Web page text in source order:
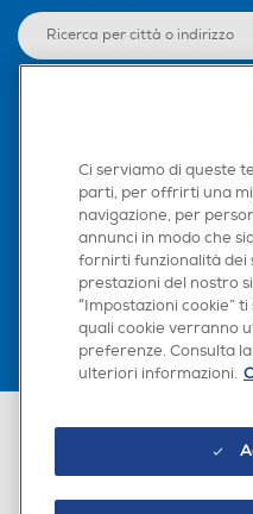
Scarica la nostra app
Partita Iva, Codice Fiscale e
n. 13337170156. Codice
agli Artt. 45 e ss del Codice del
Consumatori.
Ci serviamo di queste
parti, per offrirti una
navigazione, per
annunci in modo che
fornirti funzionalità dei
prestazioni del nostro
“Impostazioni cookie”
quali cookie verranno
preferenze. Consulta
ulteriori informazioni.